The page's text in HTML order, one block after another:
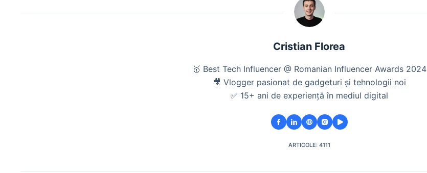
Cristian Florea
🥇 Best Tech Influencer @ Romanian Influencer Awards 2024
🎥 Vlogger pasionat de gadgeturi și tehnologii noi
✅ 15+ ani de experiență în mediul digital
ARTICOLE: 4111